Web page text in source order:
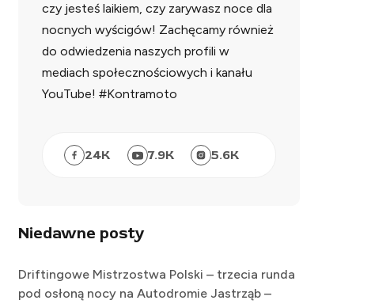
czy jesteś laikiem, czy zarywasz noce dla
nocnych wyścigów! Zachęcamy również
do odwiedzenia naszych profili w
mediach społecznościowych i kanału
YouTube! #Kontramoto
24K 7.9K 5.6K
Niedawne posty
Driftingowe Mistrzostwa Polski – trzecia runda
pod osłoną nocy na Autodromie Jastrząb –